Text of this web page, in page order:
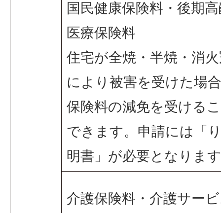
国民健康保険料・後期
医療保険料
住宅が全焼・半焼・消
により被害を受けた場
保険料の減免を受ける
できます。申請には「
明書」が必要となりま
介護保険料・介護サー